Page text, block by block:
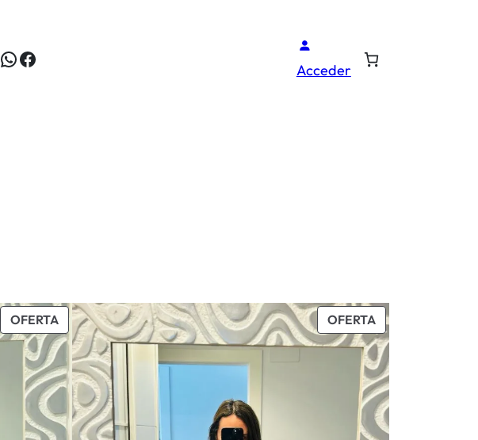
WhatsApp
Facebook Acceder
OFERTAPRODUCTO
EN
OFERTA
OFERTAPRODUCTO
EN
OFERTA